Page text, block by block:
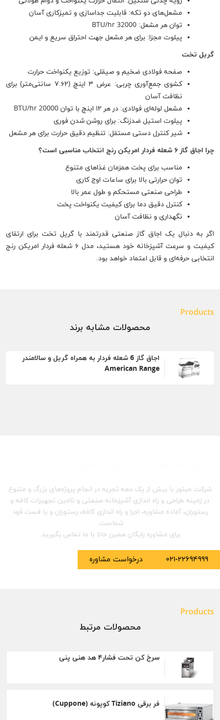
مشعل‌های دو تکه: قابلیت جداسازی و تمیزکاری آسان
توان هر مشعل: 32000 BTU/hr
پیلوت مجزا: برای هر مشعل جهت احتراق سریع و ایمن
گریل تخت
صفحه فولادی ضخیم و صیقلی: توزیع یکنواخت حرارت
کشوی جمع‌آوری چربی: عرض ۳ اینچ (۷.۶۲ سانتی‌متر) برای
نظافت آسان
مشعل لوله‌ای فولادی: در هر ۱۲ اینچ با توان 20000 BTU/hr
پیلوت استیل ضدزنگ: برای روشن شدن فوری
شیر کنترل دستی مستقل: تنظیم دقیق حرارت برای هر مشعل
چرا اجاق گاز ۶ شعله فردار امریکن رنج انتخاب مناسبی است؟
مناسب برای پخت همزمان غذاهای متنوع
توان حرارتی بالا برای ساعات اوج کاری
طراحی صنعتی مستحکم و طول عمر بالا
کنترل دقیق دما برای کیفیت یکنواخت پخت
نگهداری و نظافت آسان
اگر به دنبال یک اجاق گاز صنعتی قدرتمند با گریل تخت برای ارتقای
کیفیت و سرعت آشپزخانه خود هستید، مدل ۶ شعله فردار امریکن رنج
انتخابی حرفه‌ای و قابل اعتماد خواهد بود.
Products
محصولات مشابه برند
اجاق گاز 6 شعله فردار به همراه گريل و سالامندر
American Range
شرکت حبتور با بیش از یک دهه تجربه در انجام پروژه‌های بزرگ و متنوع
در زمینه طراحی و راه اندازی آشپزخانه صنعتی و تامین تجهیزات کافه و
رستوران، آماده مشاوره، اجرا و راه اندازی کافه، رستوران و یا فست فود
شماست.
برای مشاوره رایگان همین حالا با ما تماس بگیرید.
۰۲۱-۲۲۶۹۴۹۹۹ درخواست مشاوره
Products
محصولات مرتبط
سرخ کن تحت فشار۴ هد هنی پنی
فر برقی Tiziano کوپونه (Cuppone)